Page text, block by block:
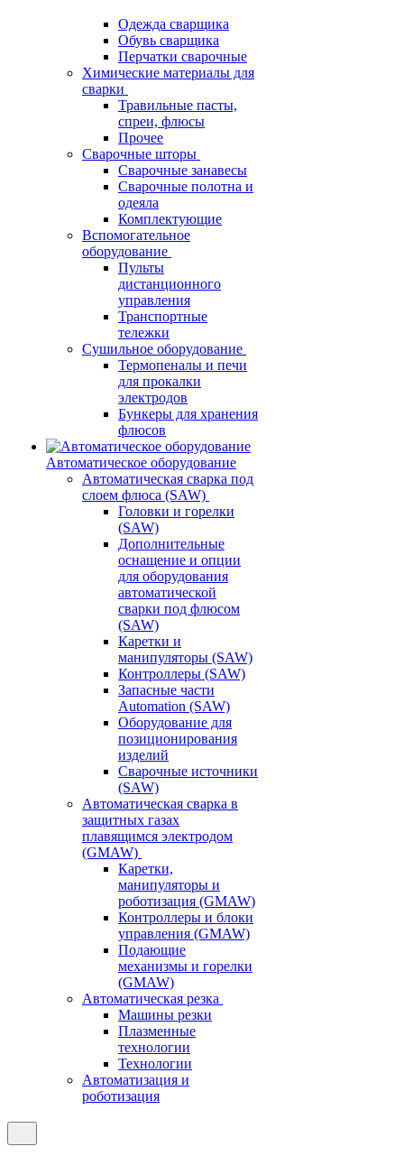
Одежда сварщика
Обувь сварщика
Перчатки сварочные
Химические материалы для
сварки
Травильные пасты,
спреи, флюсы
Прочее
Сварочные шторы
Сварочные занавесы
Сварочные полотна и
одеяла
Комплектующие
Вспомогательное
оборудование
Пульты
дистанционного
управления
Транспортные
тележки
Сушильное оборудование
Термопеналы и печи
для прокалки
электродов
Бункеры для хранения
флюсов
Автоматическое оборудование
Автоматическая сварка под
слоем флюса (SAW)
Головки и горелки
(SAW)
Дополнительные
оснащение и опции
для оборудования
автоматической
сварки под флюсом
(SAW)
Каретки и
манипуляторы (SAW)
Контроллеры (SAW)
Запасные части
Automation (SAW)
Оборудование для
позиционирования
изделий
Сварочные источники
(SAW)
Автоматическая сварка в
защитных газах
плавящимся электродом
(GMAW)
Каретки,
манипуляторы и
роботизация (GMAW)
Контроллеры и блоки
управления (GMAW)
Подающие
механизмы и горелки
(GMAW)
Автоматическая резка
Машины резки
Плазменные
технологии
Технологии
Автоматизация и
роботизация